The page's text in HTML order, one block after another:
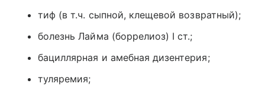
тиф (в т.ч. сыпной, клещевой возвратный);
болезнь Лайма (боррелиоз) I ст.;
бациллярная и амебная дизентерия;
туляремия;